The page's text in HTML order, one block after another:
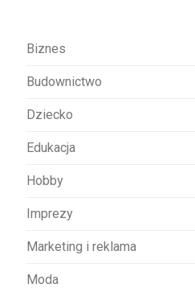
Biznes
Budownictwo
Dziecko
Edukacja
Hobby
Imprezy
Marketing i reklama
Moda